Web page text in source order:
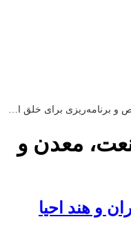
جهش ۱۶۱ درصدی سود خالص و برنامه‌ریزی برای خلق ارزش جدید در بورس
معدن و
و هند احیا